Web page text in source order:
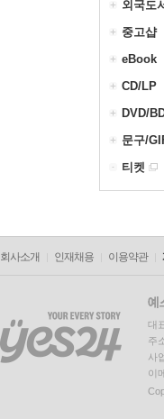
외국도
중고샵
eBook
CD/LP
DVD/
문구/
티켓
회사소개 인재채용 이용약관
대
주
사
이